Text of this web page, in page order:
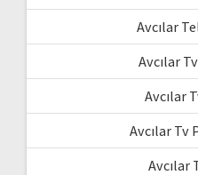
Avcılar
Avcılar
Avcılar
Avcılar Tv
Avcılar